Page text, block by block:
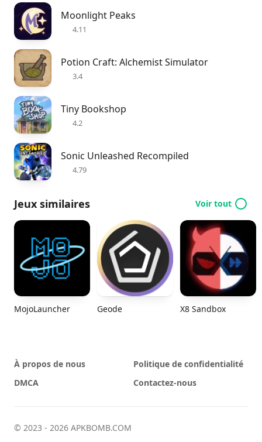
Moonlight Peaks
4.11
Potion Craft: Alchemist Simulator
3.4
Tiny Bookshop
4.2
Sonic Unleashed Recompiled
4.79
Jeux similaires Voir tout
MojoLauncher Geode X8 Sandbox
À propos de nous
Politique de confidentialité
DMCA
Contactez-nous
© 2023 - 2026 APKBOMB.COM